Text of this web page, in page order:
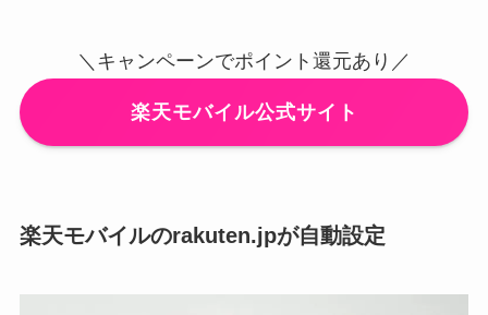
＼キャンペーンでポイント還元あり／
楽天モバイル公式サイト
楽天モバイルのrakuten.jpが自動設定